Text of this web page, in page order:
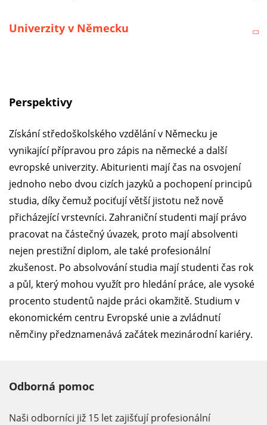
Univerzity v Německu
Perspektivy
Získání středoškolského vzdělání v Německu je
vynikající přípravou pro zápis na německé a další
evropské univerzity. Abiturienti mají čas na osvojení
jednoho nebo dvou cizích jazyků a pochopení principů
studia, díky čemuž pociťují větší jistotu než nově
přicházející vrstevníci. Zahraniční studenti mají právo
pracovat na částečný úvazek, proto mají absolventi
nejen prestižní diplom, ale také profesionální
zkušenost. Po absolvování studia mají studenti čas rok
a půl, který mohou využít pro hledání práce, ale vysoké
procento studentů najde práci okamžitě. Studium v
ekonomickém centru Evropské unie a zvládnutí
němčiny předznamenává začátek mezinárodní kariéry.
Odborná pomoc
Naši odborníci již 15 let zajišťují profesionální